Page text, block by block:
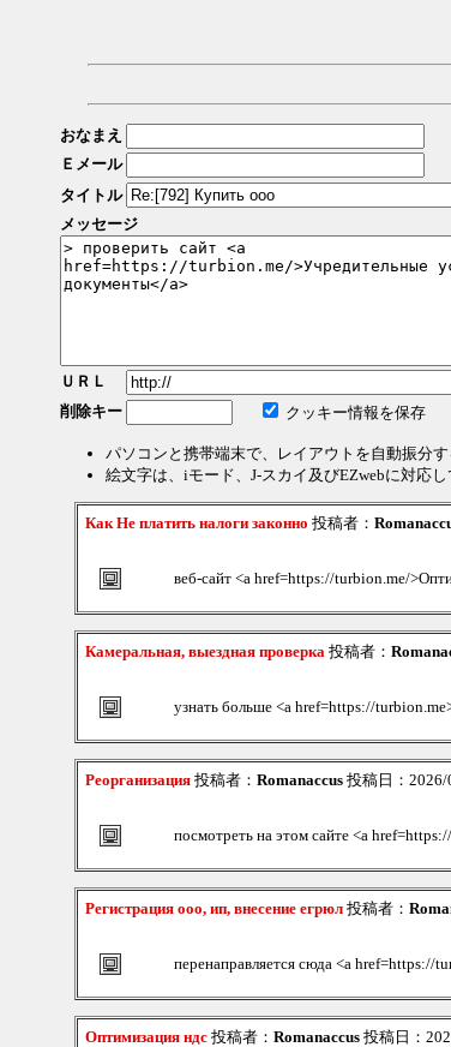
おなまえ
Ｅメール
タイトル
メッセージ
ＵＲＬ
削除キー
クッキー情報を保存
パソコンと携帯端末で、レイアウトを自動振分す
絵文字は、iモード、J-スカイ及びEZwebに対応し
Как Не платить налоги законно 投稿者：
веб-сайт <a href=https://turbion.me/
Камеральная, выездная проверка投稿者：
узнать больше <a href=https://
Реорганизация投稿者： Romanaccus投稿日：2026/
посмотреть на этом сайте <a
Регистрация ооо, ип, внесение егрюл投稿者：
перенаправляется сюда <a href=https://
Оптимизация ндс投稿者： Romanaccus投稿日：